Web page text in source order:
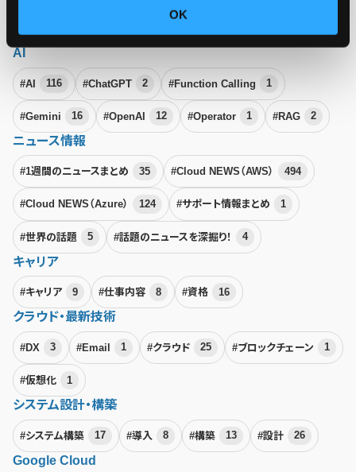
OK
AI
#AI 116 #ChatGPT 2 #Function Calling 1
#Gemini 16 #OpenAI 12 #Operator 1 #RAG 2
ニュース情報
#1週間のニュースまとめ 35 #Cloud NEWS（AWS） 494
#Cloud NEWS（Azure） 124 #サポート情報まとめ 1
#世界の話題 5 #話題のニュースを深掘り！ 4
キャリア
#キャリア 9 #仕事内容 8 #資格 16
クラウド・最新技術
#DX 3 #Email 1 #クラウド 25 #ブロックチェーン 1
#仮想化 1
システム設計・構築
#システム構築 17 #導入 8 #構築 13 #設計 26
Google Cloud